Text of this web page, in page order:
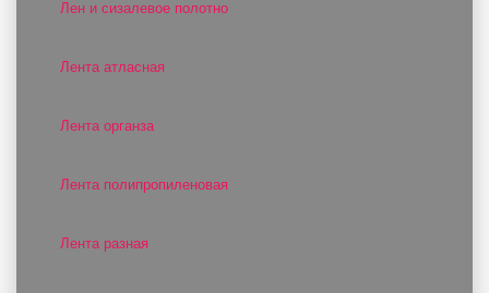
Лен и сизалевое полотно
Лента атласная
Лента органза
Лента полипропиленовая
Лента разная